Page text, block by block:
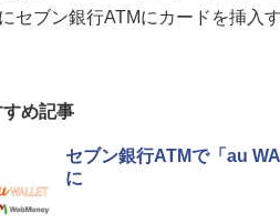
セブン銀行ATMにカードを挿入
め記事
セブン銀行ATMで「au
に